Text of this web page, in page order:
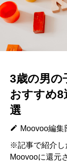
3歳の男の
おすすめ8
選
Moovoo編集
※記事で紹介し
Moovooに還元